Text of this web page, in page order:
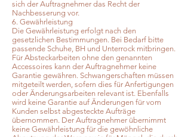
sich der Auftragnehmer das Recht der
Nachbesserung vor.
6. Gewährleistung
Die Gewährleistung erfolgt nach den
gesetzlichen Bestimmungen. Bei Bedarf bitte
passende Schuhe, BH und Unterrock mitbringen.
Für Absteckarbeiten ohne den genannten
Accessoires kann der Auftragnehmer keine
Garantie gewähren. Schwangerschaften müssen
mitgeteilt werden, sofern dies für Anfertigungen
oder Änderungsarbeiten relevant ist. Ebenfalls
wird keine Garantie auf Änderungen für vom
Kunden selbst abgesteckte Aufträge
übernommen. Der Auftragnehmer übernimmt
keine Gewährleistung für die gewöhnliche